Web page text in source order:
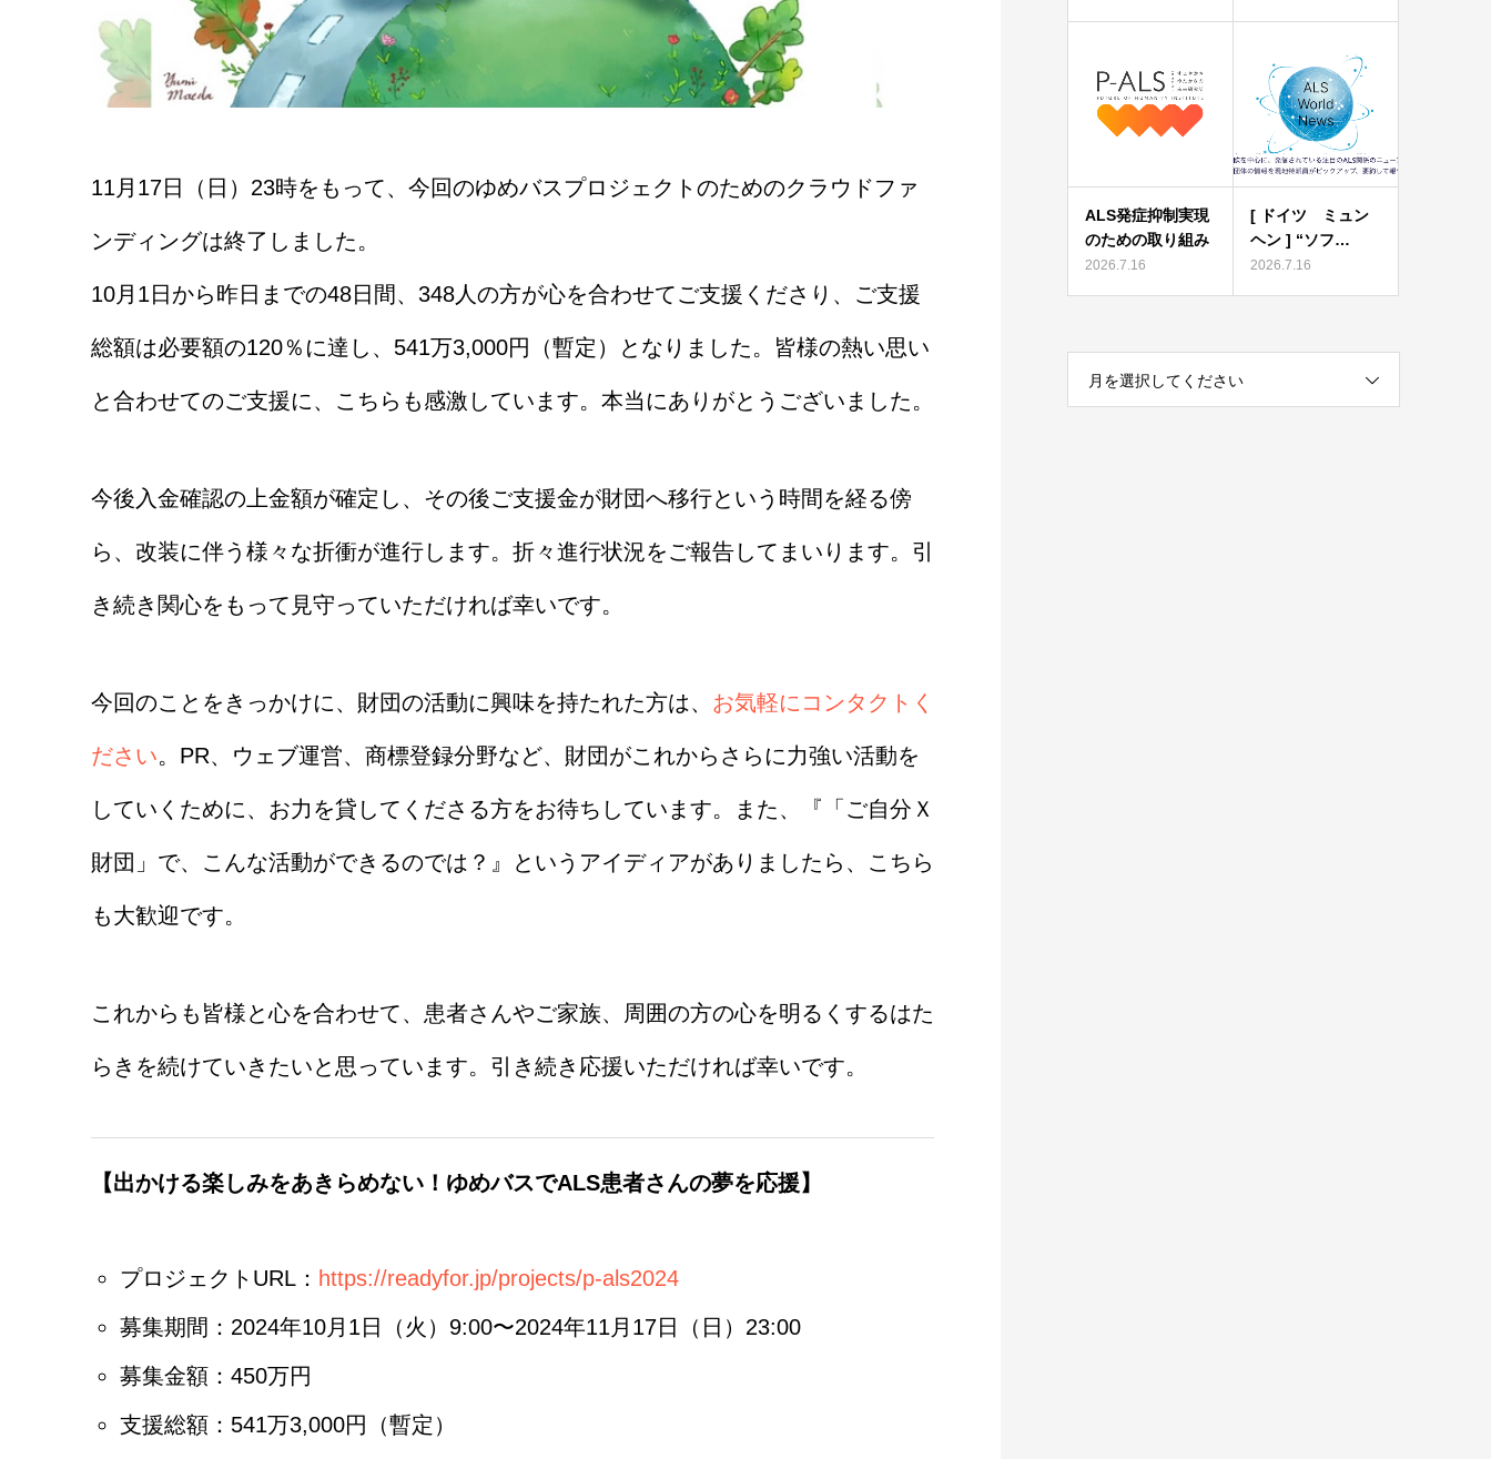
11月17日（日）23時をもって、今回のゆめバスプロジェクトのためのクラウドファ
ンディングは終了しました。
10月1日から昨日までの48日間、348人の方が心を合わせてご支援くださり、ご支援
総額は必要額の120％に達し、541万3,000円（暫定）となりました。皆様の熱い思い
と合わせてのご支援に、こちらも感激しています。本当にありがとうございました。
今後入金確認の上金額が確定し、その後ご支援金が財団へ移行という時間を経る傍
ら、改装に伴う様々な折衝が進行します。折々進行状況をご報告してまいります。引
き続き関心をもって見守っていただければ幸いです。
今回のことをきっかけに、財団の活動に興味を持たれた方は、 お気軽にコンタクトく
ださい。PR、ウェブ運営、商標登録分野など、財団がこれからさらに力強い活動を
していくために、お力を貸してくださる方をお待ちしています。また、『「ご自分Ｘ
財団」で、こんな活動ができるのでは？』というアイディアがありましたら、こちら
も大歓迎です。
これからも皆様と心を合わせて、患者さんやご家族、周囲の方の心を明るくするはた
らきを続けていきたいと思っています。引き続き応援いただければ幸いです。
【出かける楽しみをあきらめない！ゆめバスでALS患者さんの夢を応援】
プロジェクトURL： https://readyfor.jp/projects/p-als2024
募集期間：2024年10月1日（火）9:00〜2024年11月17日（日）23:00
募集金額：450万円
支援総額：541万3,000円（暫定）
ALS発症抑制実現
のための取り組み
2026.7.16
[ ドイツ ミュン
ヘン ] “ソフ…
2026.7.16
月を選択してください